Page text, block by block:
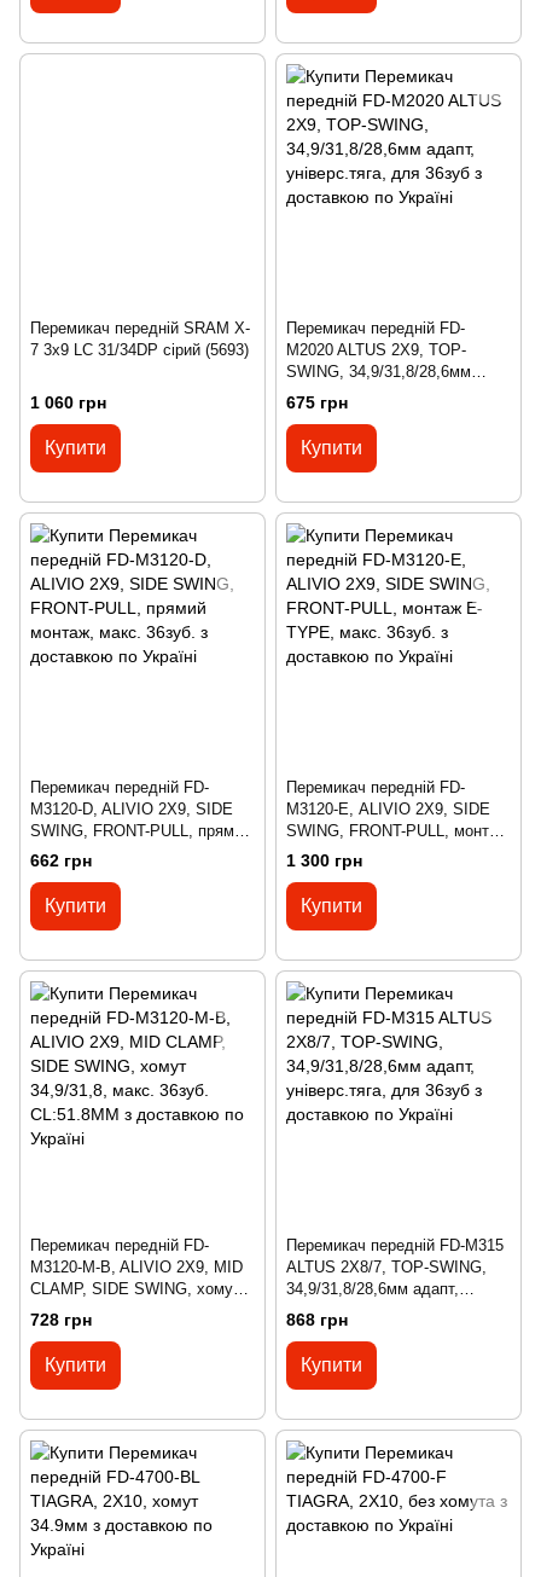
Перемикач передній SRAM X-
7 3х9 LC 31/34DP сірий (5693)
1 060 грн
Купити
Перемикач передній FD-
M2020 ALTUS 2X9, TOP-
SWING, 34,9/31,8/28,6мм
адапт, універс.тяга, для 36зуб
675 грн
Купити
Перемикач передній FD-
M3120-D, ALIVIO 2X9, SIDE
SWING, FRONT-PULL, прямий
монтаж, макс. 36зуб.
662 грн
Купити
Перемикач передній FD-
M3120-Е, ALIVIO 2X9, SIDE
SWING, FRONT-PULL, монтаж
E-TYPE, макс. 36зуб.
1 300 грн
Купити
Перемикач передній FD-
M3120-M-B, ALIVIO 2X9, MID
CLAMP, SIDE SWING, хомут
34,9/31,8, макс. 36зуб.
CL:51.8MM
728 грн
Купити
Перемикач передній FD-M315
ALTUS 2X8/7, TOP-SWING,
34,9/31,8/28,6мм адапт,
універс.тяга, для 36зуб
868 грн
Купити